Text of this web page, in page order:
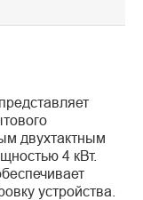
двухтактным
4 кВт.
устройства.